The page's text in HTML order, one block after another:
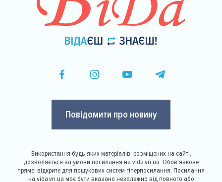
Повідомити про новину
Використання будь-яких матеріалів, розміщених на сайті,
дозволяється за умови посилання на vida.vn.ua. Обов'язкове
пряме, відкрите для пошукових систем гіперпосилання. Посилання
на vida.vn.ua має бути вказано незалежно від повного або